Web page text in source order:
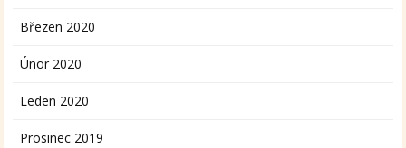
Březen 2020
Únor 2020
Leden 2020
Prosinec 2019